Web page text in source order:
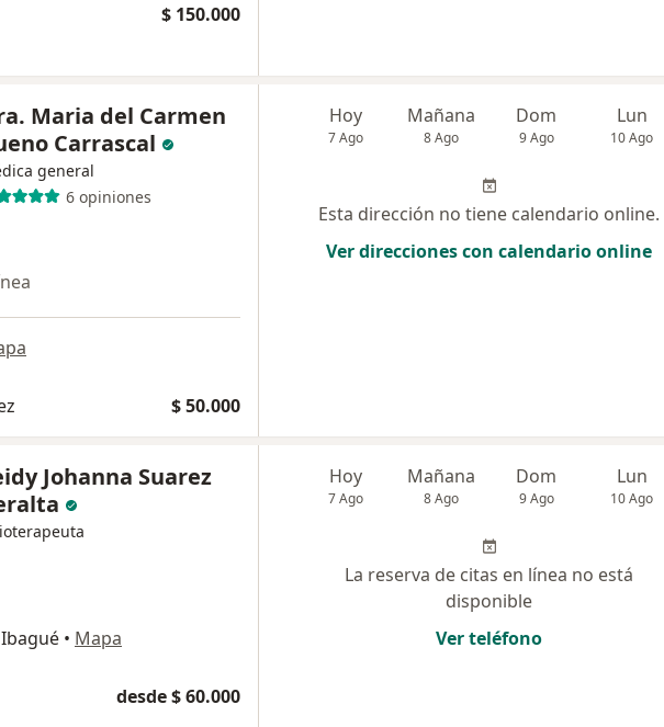
$ 150.000
Maria del Carmen
Carrascal
general
6 opiniones
$ 50.000
Hoy
7 Ago
Mañana
8 Ago
Dom
9 Ago
Lun
10 Ago
Esta dirección no tiene calendario online.
Ver direcciones con calendario online
Johanna Suarez
• Mapa
desde $ 60.000
Hoy
7 Ago
Mañana
8 Ago
Dom
9 Ago
Lun
10 Ago
La reserva de citas en línea no está
disponible
Ver teléfono